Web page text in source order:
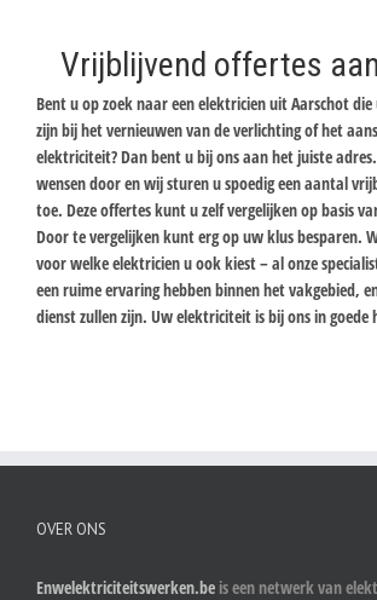
Vrijblijvend offertes
Bent u op zoek naar een elektricien uit Aarschot
zijn bij het vernieuwen van de verlichting of het
elektriciteit? Dan bent u bij ons aan het juiste
wensen door en wij sturen u spoedig een aantal
toe. Deze offertes kunt u zelf vergelijken op basis
Door te vergelijken kunt erg op uw klus besparen.
voor welke elektricien u ook kiest – al onze
een ruime ervaring hebben binnen het vakgebied,
dienst zullen zijn. Uw elektriciteit is bij ons in goede
OVER ONS
Enwelektriciteitswerken.be is een netwerk van